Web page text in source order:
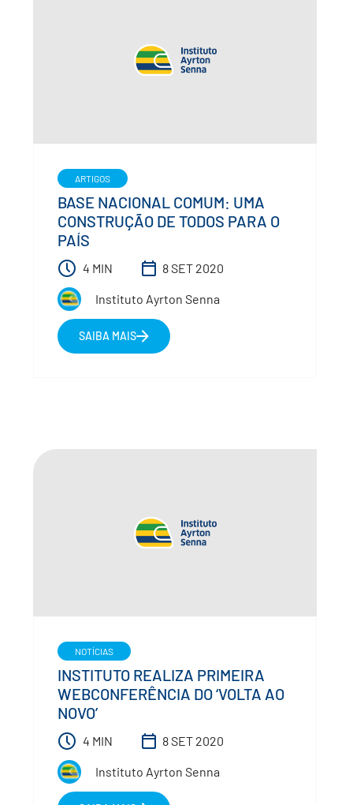
ARTIGOS
BASE NACIONAL COMUM: UMA
CONSTRUÇÃO DE TODOS PARA O
PAÍS
4 MIN 8 SET 2020
Instituto Ayrton Senna
SAIBA MAIS
NOTÍCIAS
INSTITUTO REALIZA PRIMEIRA
WEBCONFERÊNCIA DO ‘VOLTA AO
NOVO’
4 MIN 8 SET 2020
Instituto Ayrton Senna